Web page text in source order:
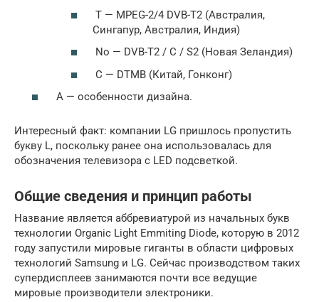
T — MPEG-2/4 DVB-T2 (Австралия,
Сингапур, Австралия, Индия)
No — DVB-T2 / C / S2 (Новая Зеландия)
C — DTMB (Китай, Гонконг)
A — особенности дизайна.
Интересный факт: компании LG пришлось пропустить
букву L, поскольку ранее она использовалась для
обозначения телевизора с LED подсветкой.
Общие сведения и принцип работы
Название является аббревиатурой из начальных букв
технологии Organic Light Emmiting Diode, которую в 2012
году запустили мировые гиганты в области цифровых
технологий Samsung и LG. Сейчас производством таких
супердисплеев занимаются почти все ведущие
мировые производители электроники.